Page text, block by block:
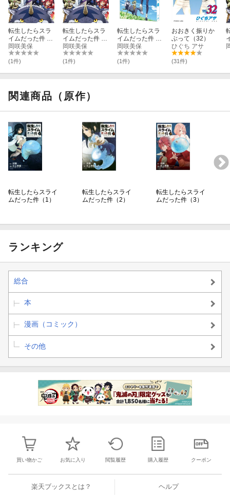
転生したらスラ
イムだった件 4
(特装限定版)【B
lu-ray】
岡咲美保
(1件)
転生したらスラ
イムだった件 3
(特装限定版)【B
lu-ray】
岡咲美保
(1件)
転生したらスラ
イムだった件 1
(特装限定版)【B
lu-ray】
岡咲美保
(1件)
おおきく振りか
ぶって（32）
ひぐち アサ
(31件)
(
関連商品（原作）
転生したらスライ
ムだった件（1）
転生したらスライ
ムだった件（2）
転生したらスライ
ムだった件（3）
ランキング
総合
本
漫画（コミック）
その他
買い物かご お気に入り 閲覧履歴 購入履歴 クーポン
楽天ブックスとは？ ヘルプ